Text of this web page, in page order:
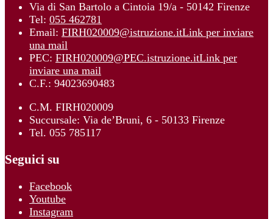
Via di San Bartolo a Cintoia 19/a - 50142 Firenze
Tel: 055 462781
Email: FIRH020009@istruzione.itLink per inviare
una mail
PEC: FIRH020009@PEC.istruzione.itLink per
inviare una mail
C.F.: 94023690483
C.M. FIRH020009
Succursale: Via de’Bruni, 6 - 50133 Firenze
Tel. 055 785117
Seguici su
Facebook
Youtube
Instagram